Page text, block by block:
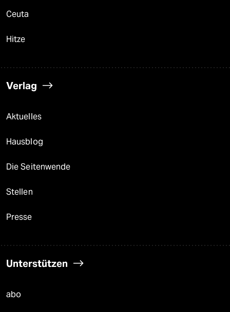
Ceuta
Hitze
Verlag
Aktuelles
Hausblog
Die Seitenwende
Stellen
Presse
Unterstützen
abo